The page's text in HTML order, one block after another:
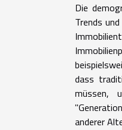
Die
Trends
dass
müssen,
anderer